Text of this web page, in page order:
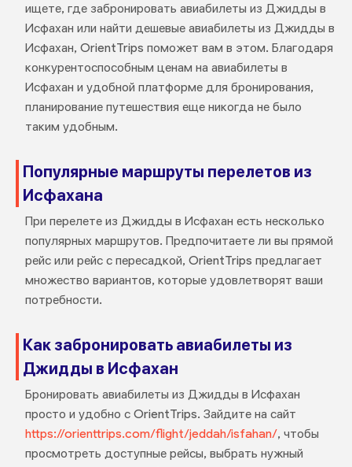
ищете, где забронировать авиабилеты из Джидды в
Исфахан или найти дешевые авиабилеты из Джидды в
Исфахан, OrientTrips поможет вам в этом. Благодаря
конкурентоспособным ценам на авиабилеты в
Исфахан и удобной платформе для бронирования,
планирование путешествия еще никогда не было
таким удобным.
Популярные маршруты перелетов из
Исфахана
При перелете из Джидды в Исфахан есть несколько
популярных маршрутов. Предпочитаете ли вы прямой
рейс или рейс с пересадкой, OrientTrips предлагает
множество вариантов, которые удовлетворят ваши
потребности.
Как забронировать авиабилеты из
Джидды в Исфахан
Бронировать авиабилеты из Джидды в Исфахан
просто и удобно с OrientTrips. Зайдите на сайт
https://orienttrips.com/flight/jeddah/isfahan/, чтобы
просмотреть доступные рейсы, выбрать нужный